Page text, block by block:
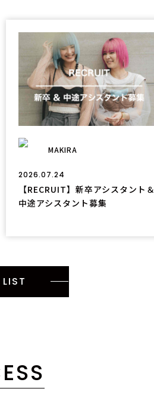
MAKIRA
2026.07.24
【RECRUIT】新卒アシスタント＆
中途アシスタント募集